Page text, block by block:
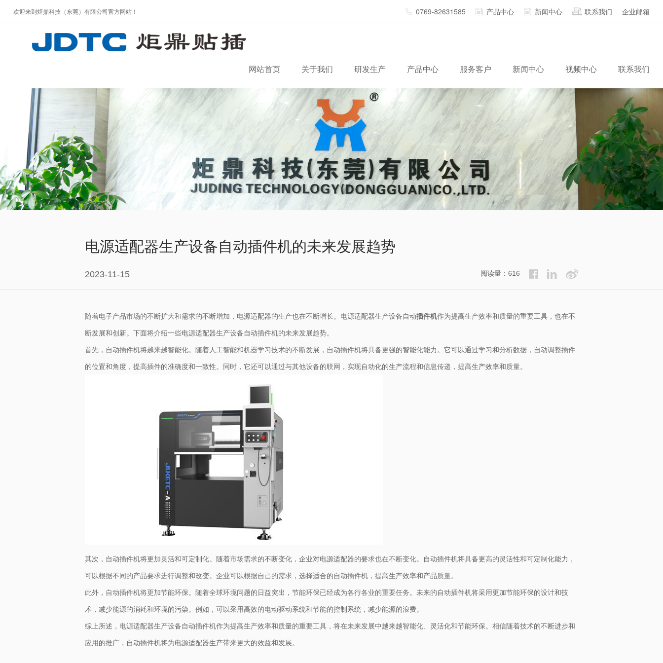
欢迎来到炬鼎科技（东莞）有限公司官方网站！ 0769-82631585 产品中心 新闻中心 联系我们 企业邮箱
网站首页 关于我们 研发生产 产品中心 服务客户 新闻中心 视频中心 联系我们
电源适配器生产设备自动插件机的未来发展趋势
2023-11-15 阅读量：616
随着电子产品市场的不断扩大和需求的不断增加，电源适配器的生产也在不断增长。电源适配器生产设备自动插件机作为提高生产效率和质量的重要工具，也在不
断发展和创新。下面将介绍一些电源适配器生产设备自动插件机的未来发展趋势。
首先，自动插件机将越来越智能化。随着人工智能和机器学习技术的不断发展，自动插件机将具备更强的智能化能力。它可以通过学习和分析数据，自动调整插件
的位置和角度，提高插件的准确度和一致性。同时，它还可以通过与其他设备的联网，实现自动化的生产流程和信息传递，提高生产效率和质量。
其次，自动插件机将更加灵活和可定制化。随着市场需求的不断变化，企业对电源适配器的要求也在不断变化。自动插件机将具备更高的灵活性和可定制化能力，
可以根据不同的产品要求进行调整和改变。企业可以根据自己的需求，选择适合的自动插件机，提高生产效率和产品质量。
此外，自动插件机将更加节能环保。随着全球环境问题的日益突出，节能环保已经成为各行各业的重要任务。未来的自动插件机将采用更加节能环保的设计和技
术，减少能源的消耗和环境的污染。例如，可以采用高效的电动驱动系统和节能的控制系统，减少能源的浪费。
综上所述，电源适配器生产设备自动插件机作为提高生产效率和质量的重要工具，将在未来发展中越来越智能化、灵活化和节能环保。相信随着技术的不断进步和
应用的推广，自动插件机将为电源适配器生产带来更大的效益和发展。